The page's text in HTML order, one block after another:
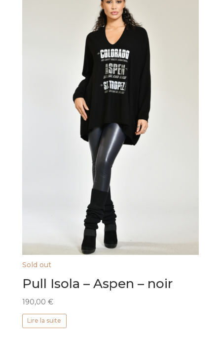
Sold out
Pull Isola – Aspen – noir
190,00 €
Lire la suite